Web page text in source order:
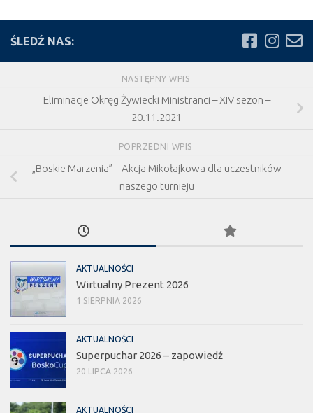
ŚLEDŹ NAS:
NASTĘPNY WPIS
Eliminacje Okręg Żywiecki Ministranci – XIV sezon –
20.11.2021
POPRZEDNI WPIS
„Boskie Marzenia” – Akcja Mikołajkowa dla uczestników
naszego turnieju
AKTUALNOŚCI
Wirtualny Prezent 2026
1 SIERPNIA 2026
AKTUALNOŚCI
Superpuchar 2026 – zapowiedź
20 LIPCA 2026
AKTUALNOŚCI